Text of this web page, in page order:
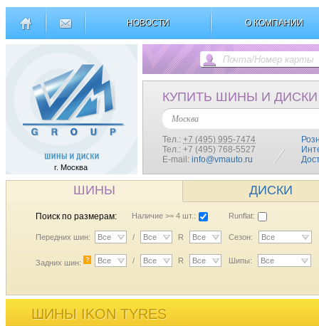
НОВОСТИ О КОМПАНИИ
г. Москва
КУПИТЬ ШИНЫ И ДИСКИ
Москва
Тел.: +7 (495) 995-7474
Тел.: +7 (495) 768-5527
E-mail: info@vmauto.ru
ШИНЫ ДИСКИ
Поиск по размерам: Наличие >= 4 шт.: Runflat:
Передних шин: Все / Все R Все Сезон: Все
Задних шин: ? Все / Все R Все Шипы: Все
ШИНЫ IKON TYRES